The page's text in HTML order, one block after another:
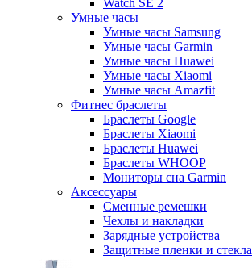
Watch SE 2
Умные часы
Умные часы Samsung
Умные часы Garmin
Умные часы Huawei
Умные часы Xiaomi
Умные часы Amazfit
Фитнес браслеты
Браслеты Google
Браслеты Xiaomi
Браслеты Huawei
Браслеты WHOOP
Мониторы сна Garmin
Аксессуары
Сменные ремешки
Чехлы и накладки
Зарядные устройства
Защитные пленки и стекла